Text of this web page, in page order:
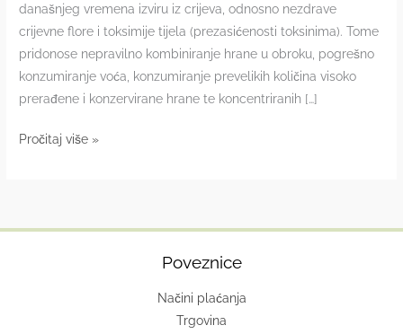
današnjeg vremena izviru iz crijeva, odnosno nezdrave
crijevne flore i toksimije tijela (prezasićenosti toksinima). Tome
pridonose nepravilno kombiniranje hrane u obroku, pogrešno
konzumiranje voća, konzumiranje prevelikih količina visoko
prerađene i konzervirane hrane te koncentriranih […]
Dijeta
na
Pročitaj više »
Poveznice
Načini plaćanja
Trgovina